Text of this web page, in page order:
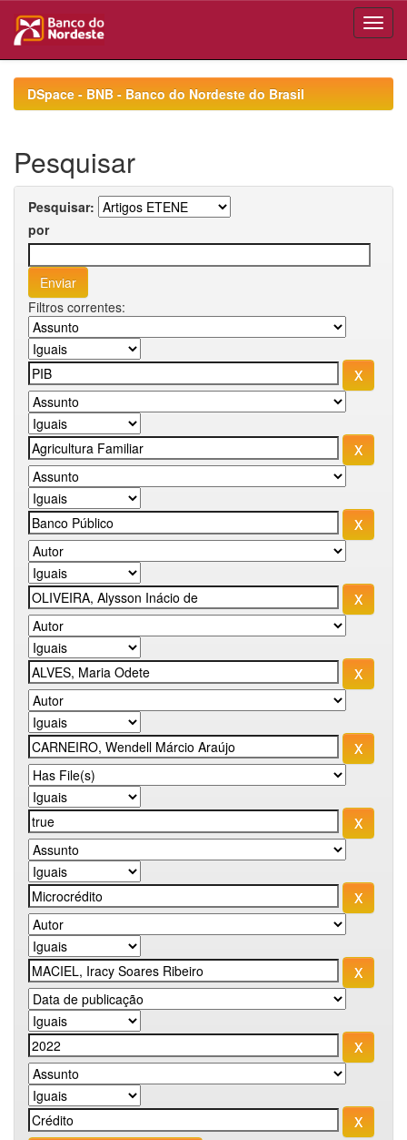
navigationDSpace - BNB - Banco do Nordeste do Brasil
Pesquisar
Pesquisar:
por
Filtros correntes: